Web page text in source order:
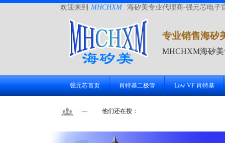
欢迎来到 MHCHXM 海矽美专业代理商-强元芯电子
专业销售海矽
MHCHXM海矽
强元芯首页 肖特基二极管 Low VF 肖特基
他们还在搜：